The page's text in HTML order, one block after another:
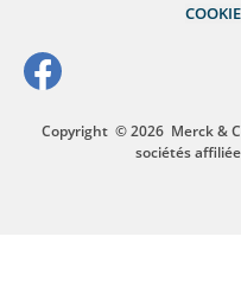
Copyright © 2026 Merck &
sociétés